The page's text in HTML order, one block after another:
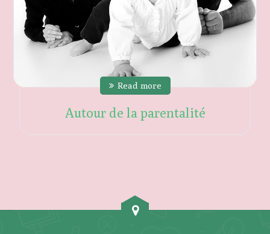
Read more
Autour de la parentalité